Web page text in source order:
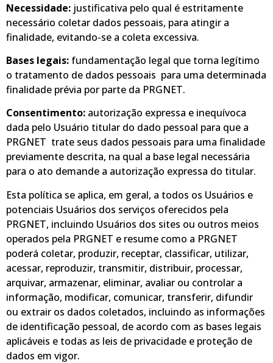
Necessidade: justificativa pelo qual é estritamente
necessário coletar dados pessoais, para atingir a
finalidade, evitando-se a coleta excessiva.
Bases legais: fundamentação legal que torna legítimo
o tratamento de dados pessoais para uma determinada
finalidade prévia por parte da PRGNET.
Consentimento: autorização expressa e inequívoca
dada pelo Usuário titular do dado pessoal para que a
PRGNET trate seus dados pessoais para uma finalidade
previamente descrita, na qual a base legal necessária
para o ato demande a autorização expressa do titular.
Esta política se aplica, em geral, a todos os Usuários e
potenciais Usuários dos serviços oferecidos pela
PRGNET, incluindo Usuários dos sites ou outros meios
operados pela PRGNET e resume como a PRGNET
poderá coletar, produzir, receptar, classificar, utilizar,
acessar, reproduzir, transmitir, distribuir, processar,
arquivar, armazenar, eliminar, avaliar ou controlar a
informação, modificar, comunicar, transferir, difundir
ou extrair os dados coletados, incluindo as informações
de identificação pessoal, de acordo com as bases legais
aplicáveis e todas as leis de privacidade e proteção de
dados em vigor.